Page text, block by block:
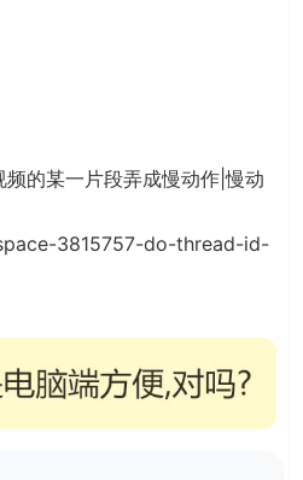
的某一片段弄成慢动作|慢动
3815757-do-thread-id-